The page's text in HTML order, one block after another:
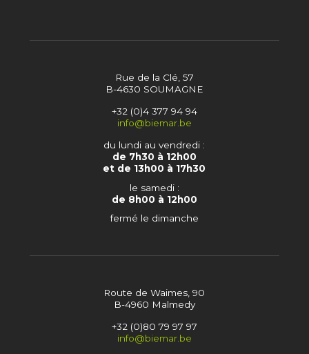
Rue de la Clé, 57
B-4630 SOUMAGNE
+32 (0)4 377 94 94
info@biemar.be
du lundi au vendredi :
de 7h30 à 12h00
et de 13h00 à 17h30
le samedi :
de 8h00 à 12h00
fermé le dimanche
Route de Waimes, 90
B-4960 Malmedy
+32 (0)80 79 97 97
info@biemar.be